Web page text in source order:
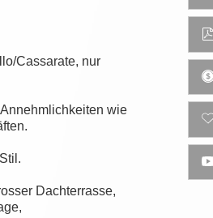
Cassarate, nur
wie
Dachterrasse,